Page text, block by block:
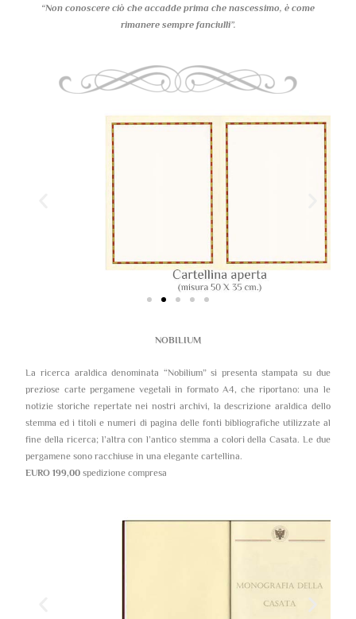
“Non conoscere ciò che accadde prima che nascessimo, è come
rimanere sempre fanciulli”.
NOBILIUM
La ricerca araldica denominata “Nobilium” si presenta stampata su due
preziose carte pergamene vegetali in formato A4, che riportano: una le
notizie storiche repertate nei nostri archivi, la descrizione araldica dello
stemma ed i titoli e numeri di pagina delle fonti bibliografiche utilizzate al
fine della ricerca; l’altra con l’antico stemma a colori della Casata. Le due
pergamene sono racchiuse in una elegante cartellina.
EURO 199,00 spedizione compresa